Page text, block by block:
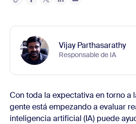
Vijay Parthasarathy
Responsable de IA
Con toda la expectativa en torno a
gente está empezando a evaluar
inteligencia artificial (IA) puede